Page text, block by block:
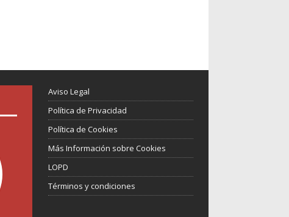
Aviso Legal
Política de Privacidad
Política de Cookies
Más Información sobre Cookies
LOPD
Términos y condiciones